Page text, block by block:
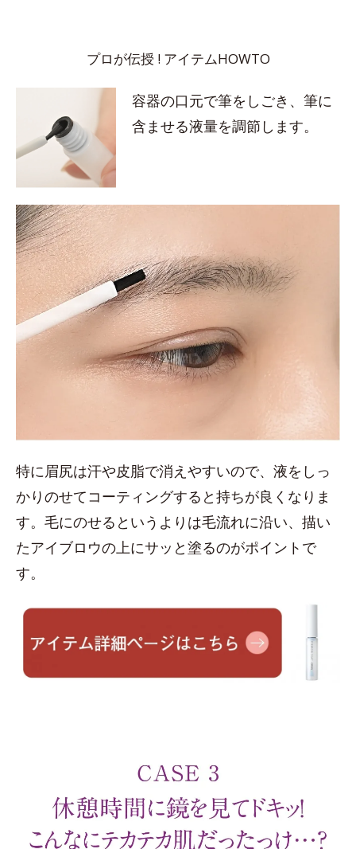
プロが伝授 ! アイテムHOWTO
容器の口元で筆をしごき、筆に
含ませる液量を調節します。
特に眉尻は汗や皮脂で消えやすいので、液をしっ
かりのせてコーティングすると持ちが良くなりま
す。毛にのせるというよりは毛流れに沿い、描い
たアイブロウの上にサッと塗るのがポイントで
す。